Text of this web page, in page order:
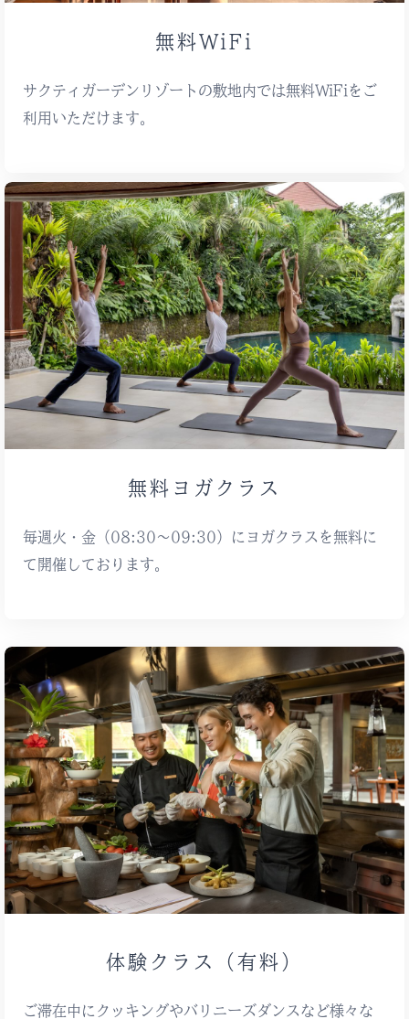
無料WiFi
サクティガーデンリゾートの敷地内では無料WiFiをご
利用いただけます。
無料ヨガクラス
毎週火・金（08:30〜09:30）にヨガクラスを無料に
て開催しております。
体験クラス（有料）
ご滞在中にクッキングやバリニーズダンスなど様々な